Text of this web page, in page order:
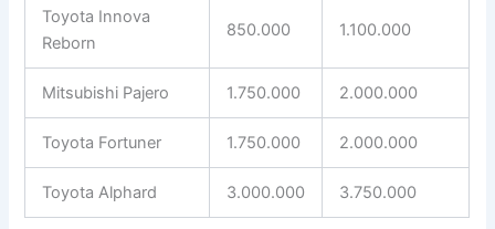
Toyota Innova
Reborn
850.000 1.100.000
Mitsubishi Pajero 1.750.000 2.000.000
Toyota Fortuner 1.750.000 2.000.000
Toyota Alphard 3.000.000 3.750.000